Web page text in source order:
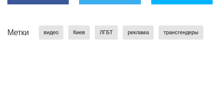
Метки видео Киев ЛГБТ реклама трансгендеры